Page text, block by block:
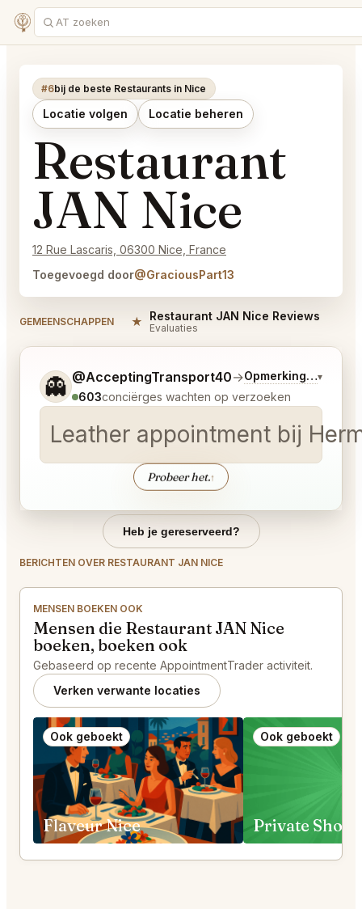
#6bij de beste Restaurants in Nice
Locatie volgen Locatie beheren
Restaurant
JAN Nice
12 Rue Lascaris, 06300 Nice, France
Toegevoegd door@GraciousPart13
GEMEENSCHAPPEN ★ Restaurant JAN Nice Reviews
Evaluaties
👻 @AcceptingTransport40→Opmerkingen over
▾
603conciërges wachten op verzoeken
Leather appointment bij
Probeer het.↑
Vertel me wat je wilt.
Heb je gereserveerd?
BERICHTEN OVER RESTAURANT JAN NICE
MENSEN BOEKEN OOK
Mensen die Restaurant JAN Nice
boeken, boeken ook
Gebaseerd op recente AppointmentTrader activiteit.
Verken verwante locaties
Ook geboekt
Flaveur Nice
Ook geboekt